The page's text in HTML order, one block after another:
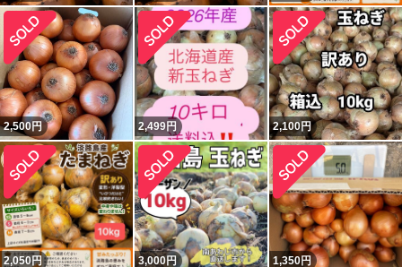
2,500円 2,499円 2,100円
2,050円 3,000円 1,350円